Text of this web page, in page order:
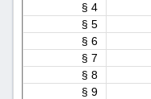
§ 4
§ 5
§ 6
§ 7
§ 8
§ 9